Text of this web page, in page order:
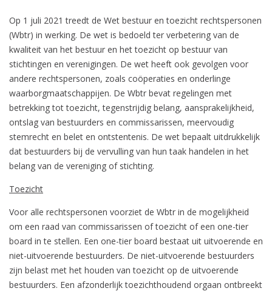
Op 1 juli 2021 treedt de Wet bestuur en toezicht rechtspersonen
(Wbtr) in werking. De wet is bedoeld ter verbetering van de
kwaliteit van het bestuur en het toezicht op bestuur van
stichtingen en verenigingen. De wet heeft ook gevolgen voor
andere rechtspersonen, zoals coöperaties en onderlinge
waarborgmaatschappijen. De Wbtr bevat regelingen met
betrekking tot toezicht, tegenstrijdig belang, aansprakelijkheid,
ontslag van bestuurders en commissarissen, meervoudig
stemrecht en belet en ontstentenis. De wet bepaalt uitdrukkelijk
dat bestuurders bij de vervulling van hun taak handelen in het
belang van de vereniging of stichting.
Toezicht
Voor alle rechtspersonen voorziet de Wbtr in de mogelijkheid
om een raad van commissarissen of toezicht of een one-tier
board in te stellen. Een one-tier board bestaat uit uitvoerende en
niet-uitvoerende bestuurders. De niet-uitvoerende bestuurders
zijn belast met het houden van toezicht op de uitvoerende
bestuurders. Een afzonderlijk toezichthoudend orgaan ontbreekt